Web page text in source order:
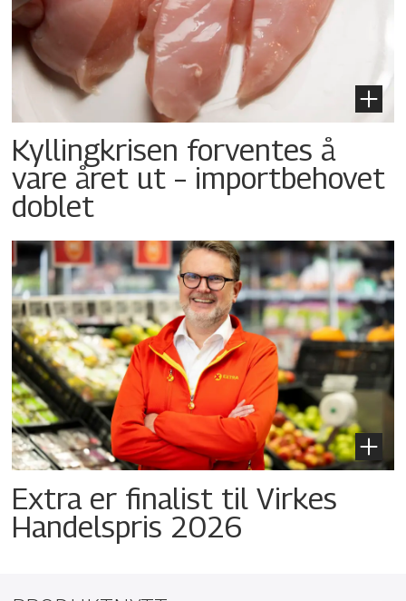
Kyllingkrisen forventes å
vare året ut – importbehovet
doblet
Extra er finalist til Virkes
Handelspris 2026